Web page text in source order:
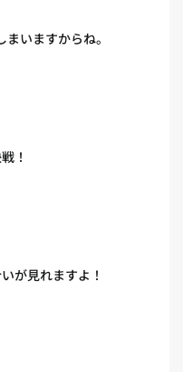
いますからね。
！
が見れますよ！